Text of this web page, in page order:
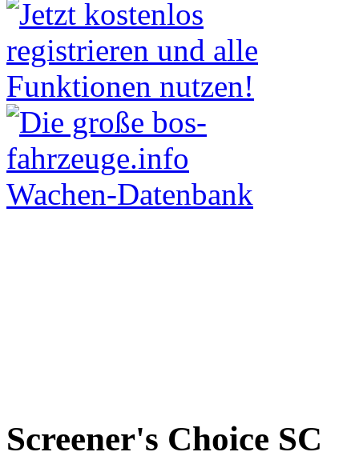
Screener's Choice SC